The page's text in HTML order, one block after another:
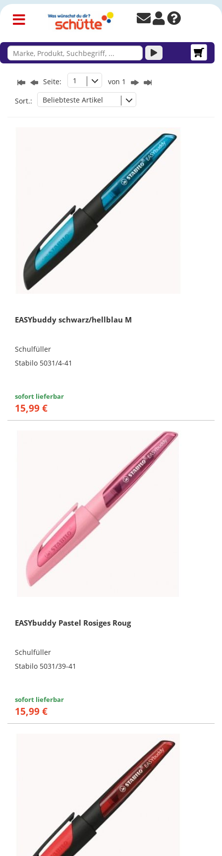
Seite: 1 von 1
Sort.: Beliebteste Artikel
EASYbuddy schwarz/hellblau M
Schulfüller
Stabilo 5031/4-41
sofort lieferbar
15,99 €
EASYbuddy Pastel Rosiges Roug
Schulfüller
Stabilo 5031/39-41
sofort lieferbar
15,99 €